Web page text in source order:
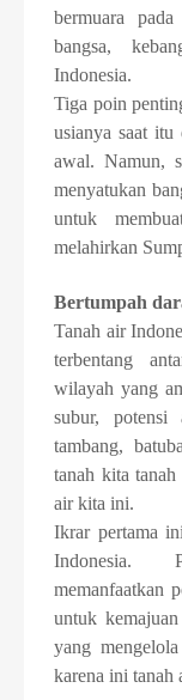
bermuara
bangsa,
Indonesia.
Tiga poin
usianya saat
awal. Namun,
menyatukan
untuk
melahirkan
Bertumpah
Tanah air
terbentang
wilayah yang
subur, potensi
tambang,
tanah kita
air kita ini.
Ikrar pertama
Indonesia.
memanfaatkan
untuk
yang
karena ini tanah